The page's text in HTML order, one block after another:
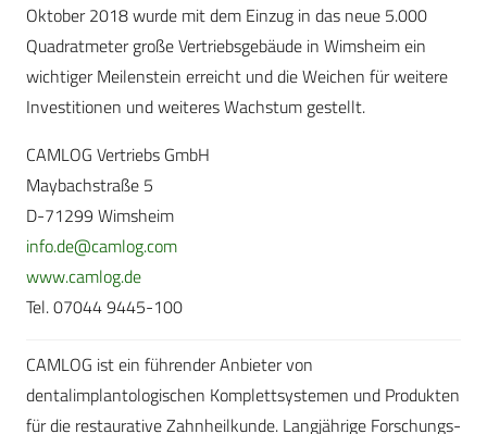
Oktober 2018 wurde mit dem Einzug in das neue 5.000
Quadratmeter große Vertriebsgebäude in Wimsheim ein
wichtiger Meilenstein erreicht und die Weichen für weitere
Investitionen und weiteres Wachstum gestellt.
CAMLOG Vertriebs GmbH
Maybachstraße 5
D-71299 Wimsheim
info.de@camlog.com
www.camlog.de
Tel. 07044 9445-100
CAMLOG ist ein führender Anbieter von
dentalimplantologischen Komplettsystemen und Produkten
für die restaurative Zahnheilkunde. Langjährige Forschungs-